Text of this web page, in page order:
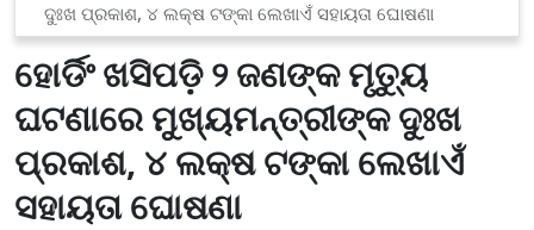
ଦୁଃଖ ପ୍ରକାଶ, ୪ ଲକ୍ଷ ଟଙ୍କା ଲେଖାଏଁ ସହାୟତା ଘୋଷଣା
ହୋର୍ଡିଂ ଖସିପଡ଼ି ୨ ଜଣଙ୍କ ମୃତ୍ୟୁ
ଘଟଣାରେ ମୁଖ୍ୟମନ୍ତ୍ରୀଙ୍କ ଦୁଃଖ
ପ୍ରକାଶ, ୪ ଲକ୍ଷ ଟଙ୍କା ଲେଖାଏଁ
ସହାୟତା ଘୋଷଣା